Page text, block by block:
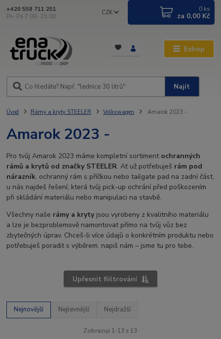
Eshop
CZK
Najít
+420 558 711 251
Po- Pá 7:00- 15:00
0 ks
za 0,00 Kč
Úvod Rámy a kryty STEELER Volkswagen Amarok 2023 -
Amarok 2023 -
Pro tvůj Amarok 2023 máme kompletní sortiment ochranných
rámů a krytů od značky STEELER. Ať už potřebuješ rám pod
nárazník, ochranný rám s příčkou nebo tailgate pad na zadní část,
u nás najdeš řešení, která tvůj pick-up ochrání před poškozením
při skládání materiálu nebo manipulaci na stavbě.
Všechny naše rámy a krytyjsou vyrobeny z kvalitního materiálu
a lze je bezproblemově namontovat přímo na tvůj vůz bez
zbytečných úprav. Chceš-li více údajů o konkrétním produktu nebo
potřebuješ poradit s výběrem, napiš nám – jsme tu pro tebe.
Upřesnit fiiltrování
Nejnovější Nejlevnější Nejdražší
Zobrazuji 1-13 z 13